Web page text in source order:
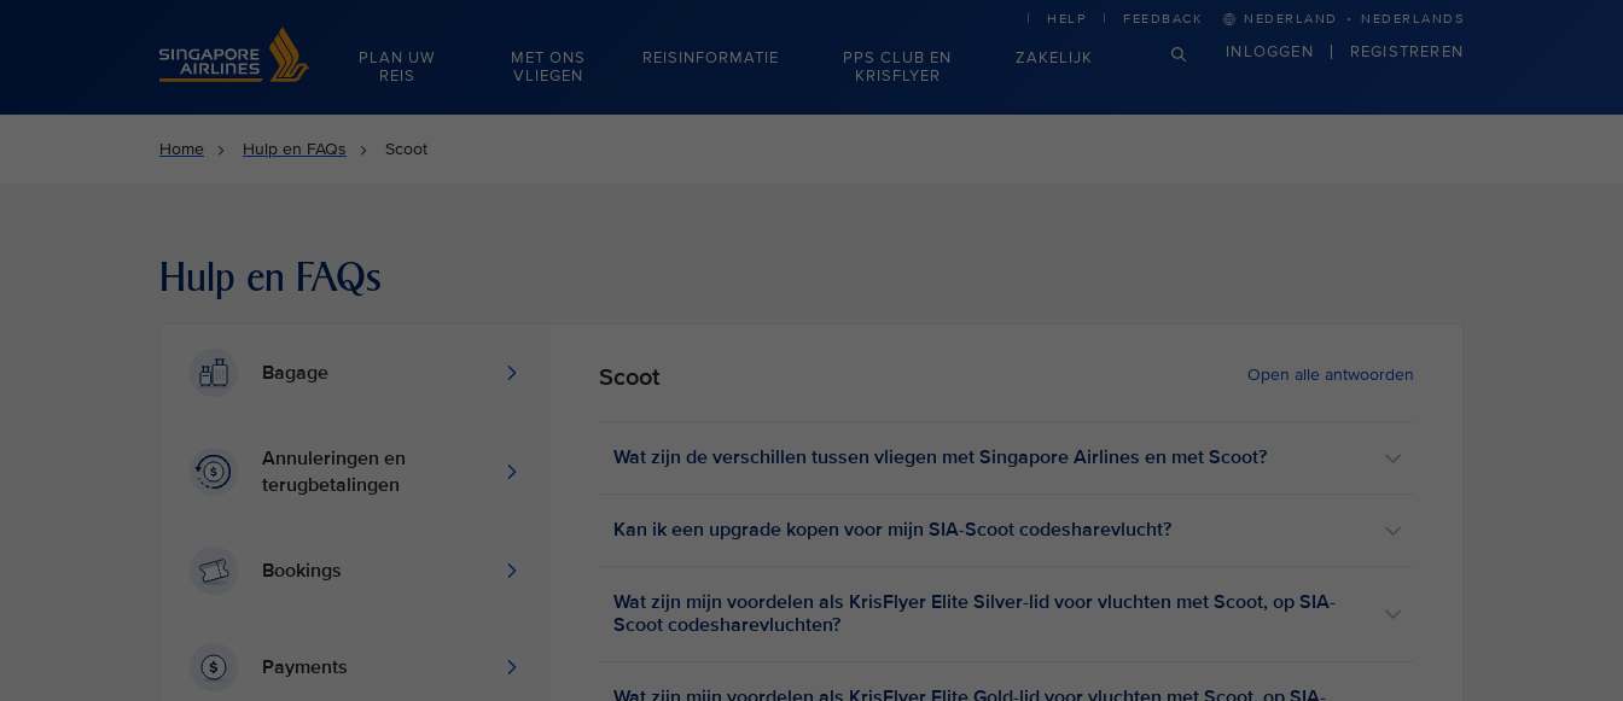
Singapore Airlines Home
PLAN UW
REIS
MET ONS
VLIEGEN
REISINFORMATIE
PPS CLUB EN
KRISFLYER
ZAKELIJK
HELP FEEDBACK NEDERLAND · NEDERLANDS
INLOGGEN REGISTREREN
Home Hulp en FAQs Scoot
Hulp en FAQs
Bagage
Annuleringen en
terugbetalingen
Bookings
Payments
Scoot Open alle antwoorden
Wat zijn de verschillen tussen vliegen met Singapore Airlines en met Scoot?
Kan ik een upgrade kopen voor mijn SIA-Scoot codesharevlucht?
Wat zijn mijn voordelen als KrisFlyer Elite Silver-lid voor vluchten met Scoot, op SIA-
Scoot codesharevluchten?